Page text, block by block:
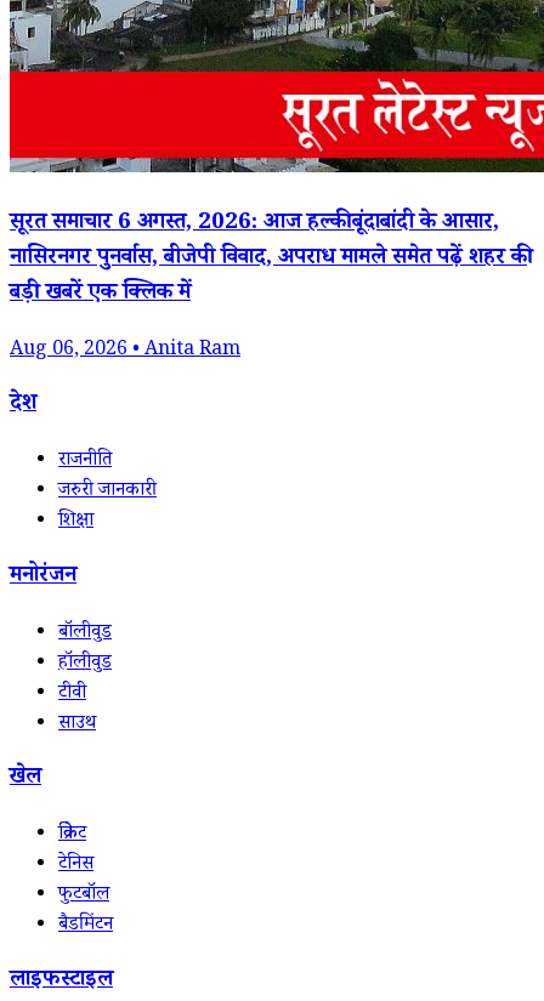
सूरत समाचार 6 अगस्त, 2026: आज हल्की बूंदाबांदी के आसार,
नासिरनगर पुनर्वास, बीजेपी विवाद, अपराध मामले समेत पढ़ें शहर की
बड़ी खबरें एक क्लिक में
Aug 06, 2026 • Anita Ram
देश
राजनीति
जरुरी जानकारी
शिक्षा
मनोरंजन
बॉलीवुड
हॉलीवुड
टीवी
साउथ
खेल
क्रिकेट
टेनिस
फुटबॉल
बैडमिंटन
लाइफस्टाइल